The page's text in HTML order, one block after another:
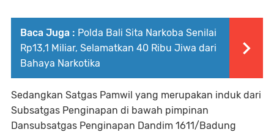
Baca Juga : Polda Bali Sita Narkoba Senilai
Rp13,1 Miliar, Selamatkan 40 Ribu Jiwa dari
Bahaya Narkotika
Sedangkan Satgas Pamwil yang merupakan induk dari
Subsatgas Penginapan di bawah pimpinan
Dansubsatgas Penginapan Dandim 1611/Badung